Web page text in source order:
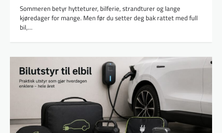
Sommeren betyr hytteturer, bilferie, strandturer og lange
kjøredager for mange. Men før du setter deg bak rattet med full
bil,…